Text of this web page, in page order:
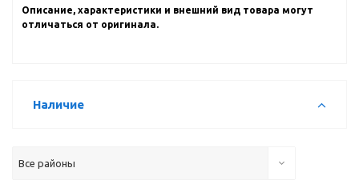
Описание, характеристики и внешний вид товара могут
отличаться от оригинала.
Наличие
Все районы